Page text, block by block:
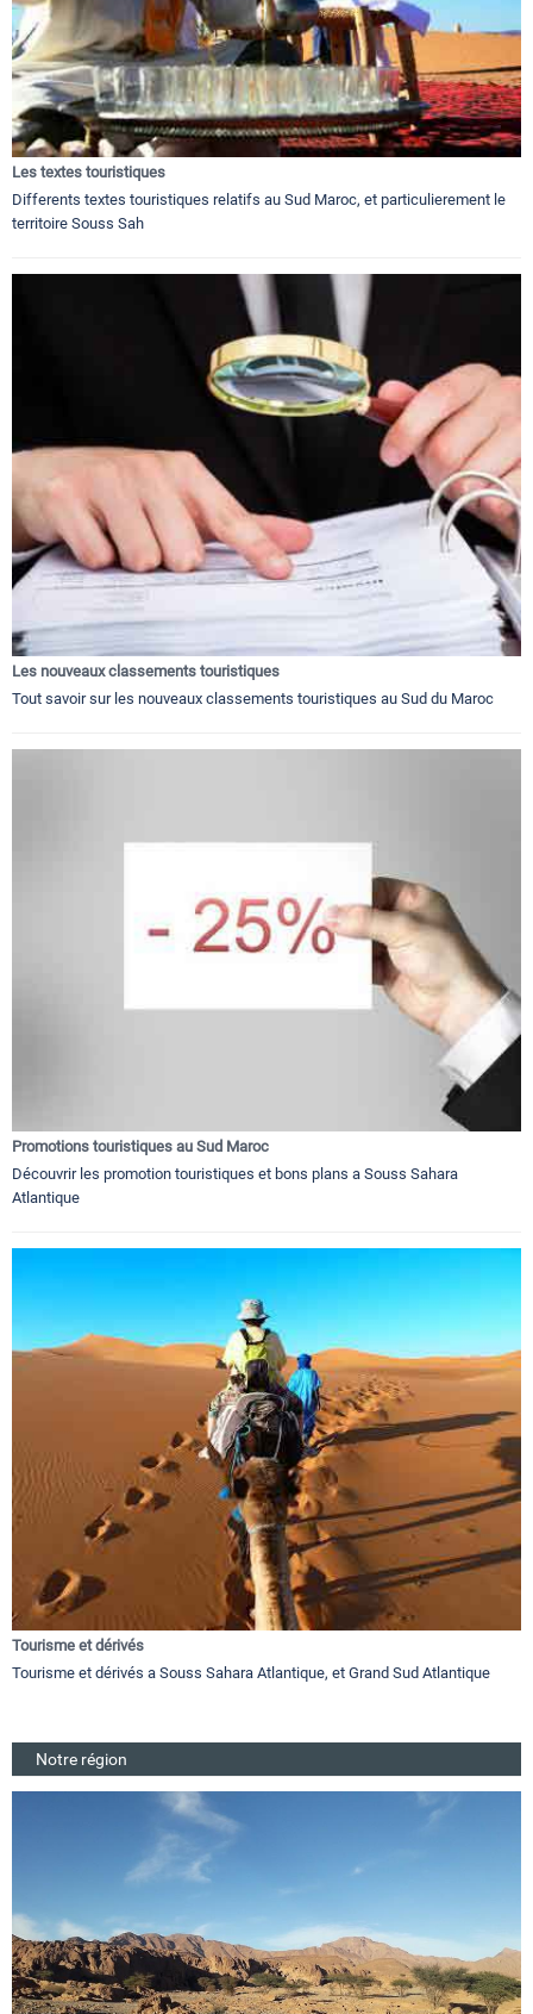
Les textes touristiques
Differents textes touristiques relatifs au Sud Maroc, et particulierement le
territoire Souss Sah
Les nouveaux classements touristiques
Tout savoir sur les nouveaux classements touristiques au Sud du Maroc
Promotions touristiques au Sud Maroc
Découvrir les promotion touristiques et bons plans a Souss Sahara
Atlantique
Tourisme et dérivés
Tourisme et dérivés a Souss Sahara Atlantique, et Grand Sud Atlantique
Notre région